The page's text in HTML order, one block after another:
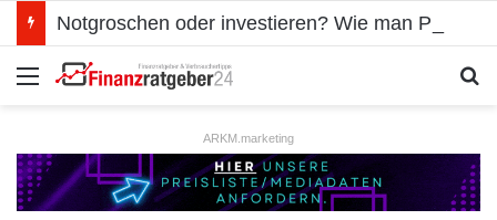
Menü
ARKM.marketing